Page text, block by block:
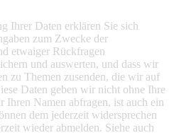
Ihrer Daten erklären Sie sich
zum Zwecke der
etwaiger Rückfragen
und auswerten, und dass wir
zu Themen zusenden, die wir auf
Daten geben wir nicht ohne Ihre
Namen abfragen, ist auch ein
dem jederzeit widersprechen
wieder abmelden. Siehe auch